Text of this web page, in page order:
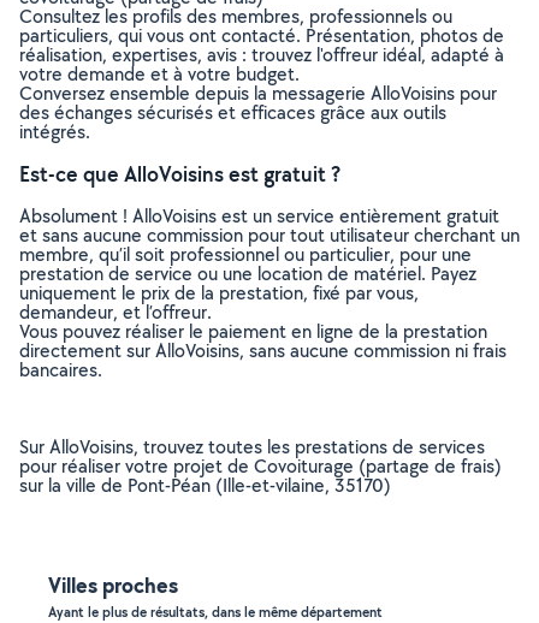
Consultez les profils des membres, professionnels ou
particuliers, qui vous ont contacté. Présentation, photos de
réalisation, expertises, avis : trouvez l'offreur idéal, adapté à
votre demande et à votre budget.
Conversez ensemble depuis la messagerie AlloVoisins pour
des échanges sécurisés et efficaces grâce aux outils
intégrés.
Est-ce que AlloVoisins est gratuit ?
Absolument ! AlloVoisins est un service entièrement gratuit
et sans aucune commission pour tout utilisateur cherchant un
membre, qu’il soit professionnel ou particulier, pour une
prestation de service ou une location de matériel. Payez
uniquement le prix de la prestation, fixé par vous,
demandeur, et l’offreur.
Vous pouvez réaliser le paiement en ligne de la prestation
directement sur AlloVoisins, sans aucune commission ni frais
bancaires.
Sur AlloVoisins, trouvez toutes les prestations de services
pour réaliser votre projet de Covoiturage (partage de frais)
sur la ville de Pont-Péan (Ille-et-vilaine, 35170)
Villes proches
Ayant le plus de résultats, dans le même département